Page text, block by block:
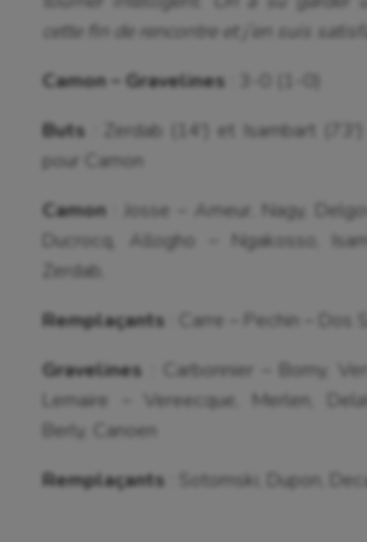
Sauvetage sportif
Sport adapté
Sport santé
Sport-santé
Tir
Tir à l'arc
Triathlon
cette fin de rencontre et j’en suis
Camon – Gravelines
Buts
: Zerdab (14′) et Isambart (73′)
pour Camon
Camon : Josse – Ameur, Nagy,
Ducrocq, Allogho – Ngakosso,
Zerdab,
Remplaçants : Carre – Pechin – Dos
Gravelines : Carbonnier – Bomy,
Lemaire – Vereecque, Merlen,
Berly, Canoen
Remplaçants : Sotomski, Dupon,